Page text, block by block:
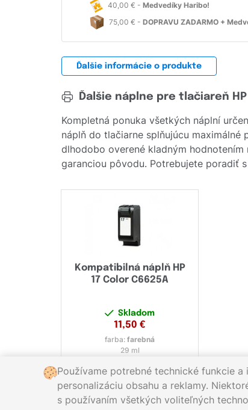
40,00 € - Medvedíky Haribo!
75,00 € - DOPRAVU ZADARMO +
Ďalšie informácie o produkte
Ďalšie náplne pre tlačiareň
Kompletná ponuka všetkých náplní
náplň do tlačiarne splňujúcu
dlhodobo overené kladným
garanciou pôvodu. Potrebujete poradiť
Kompatibilná náplň HP
17 Color C6625A
Skladom
11,50 €
farba:farebná
29 ml
Používame potrebné technické funkcie
personalizáciu obsahu a reklamy.
s používaním všetkých voliteľných